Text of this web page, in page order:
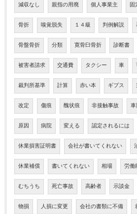
減収なし 親指の用廃 個人事業主 固
骨折 嗅覚脱失 １４級 判例解説
骨盤骨折 分類 寛骨臼骨折 診断書
被害者請求 交通費 タクシー 車
裁判所基準 計算 赤い本 ギプス
改定 傷痕 醜状痕 非接触事故
原因 病院 変える 認定されるには
休業損害証明書 会社が書いてくれない
休業補償 書いてくれない 相場 労働
むちうち 死亡事故 高齢者 示談金
物損 人損に変更 会社の書類に不備